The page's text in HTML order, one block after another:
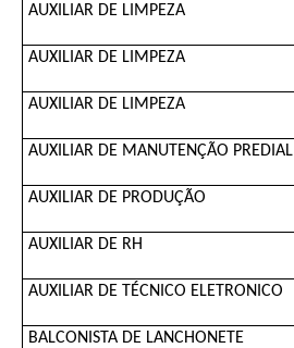
AUXILIAR DE LIMPEZA
AUXILIAR DE LIMPEZA
AUXILIAR DE LIMPEZA
AUXILIAR DE MANUTENÇÃO PREDIAL
AUXILIAR DE PRODUÇÃO
AUXILIAR DE RH
AUXILIAR DE TÉCNICO ELETRONICO
BALCONISTA DE LANCHONETE